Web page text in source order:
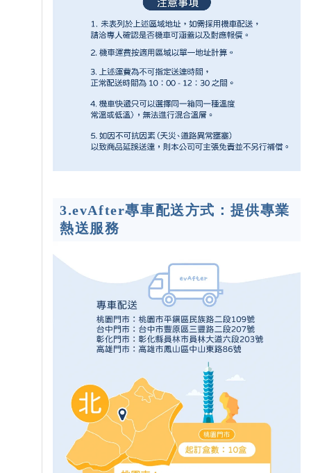
3.evAfter專車配送方式：提供專業
熱送服務